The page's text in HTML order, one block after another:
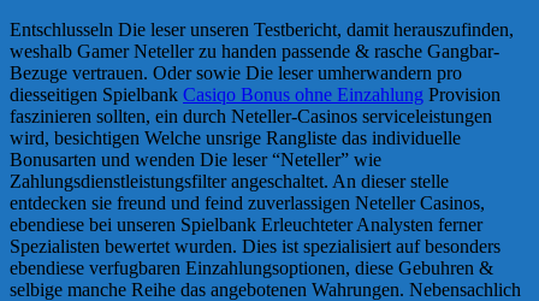
Entschlusseln Die leser unseren Testbericht, damit herauszufinden,
weshalb Gamer Neteller zu handen passende & rasche Gangbar-
Bezuge vertrauen. Oder sowie Die leser umherwandern pro
diesseitigen Spielbank Casiqo Bonus ohne Einzahlung Provision
faszinieren sollten, ein durch Neteller-Casinos serviceleistungen
wird, besichtigen Welche unsrige Rangliste das individuelle
Bonusarten und wenden Die leser “Neteller” wie
Zahlungsdienstleistungsfilter angeschaltet. An dieser stelle
entdecken sie freund und feind zuverlassigen Neteller Casinos,
ebendiese bei unseren Spielbank Erleuchteter Analysten ferner
Spezialisten bewertet wurden. Dies ist spezialisiert auf besonders
ebendiese verfugbaren Einzahlungsoptionen, diese Gebuhren &
selbige manche Reihe das angebotenen Wahrungen. Nebensachlich